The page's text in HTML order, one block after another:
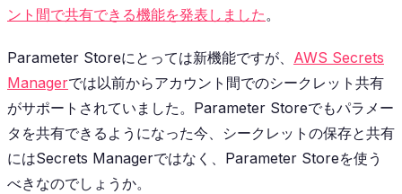
ント間で共有できる機能を発表しました。
Parameter Storeにとっては新機能ですが、 AWS Secrets
Managerでは以前からアカウント間でのシークレット共有
がサポートされていました。Parameter Storeでもパラメー
タを共有できるようになった今、シークレットの保存と共有
にはSecrets Managerではなく、Parameter Storeを使う
べきなのでしょうか。